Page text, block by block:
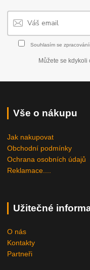
Souhlasím se
Můžete se kdykoli
Vše o nákupu
Jak nakupovat
Obchodní podmínky
Ochrana osobních údajů
Reklamace....
Užitečné
O nás
Kontakty
Partneři